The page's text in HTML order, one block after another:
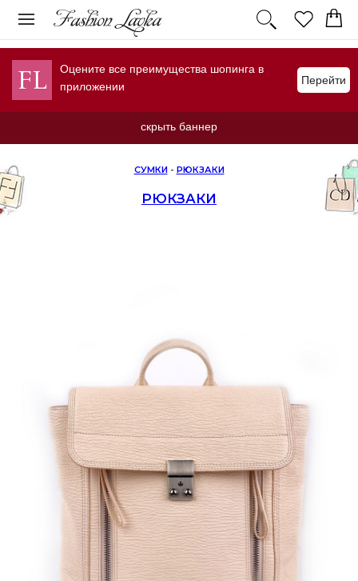
Оцените все преимущества шопинга в
приложении
Перейти
скрыть баннер
СУМКИ- РЮКЗАКИ
РЮКЗАКИ